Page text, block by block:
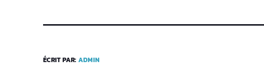
ÉCRIT PAR: ADMIN